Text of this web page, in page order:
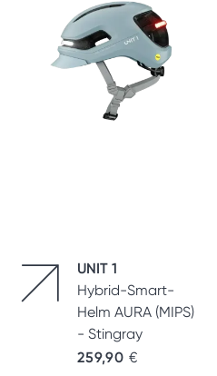
UNIT 1
Hybrid-Smart-
Helm AURA (MIPS)
- Stingray
259,90 €